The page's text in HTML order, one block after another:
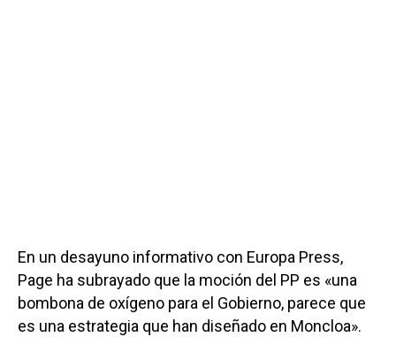
En un desayuno informativo con Europa Press,
Page ha subrayado que la moción del PP es «una
bombona de oxígeno para el Gobierno, parece que
es una estrategia que han diseñado en Moncloa».